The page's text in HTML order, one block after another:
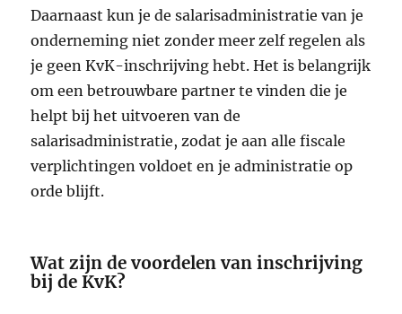
Daarnaast kun je de salarisadministratie van je
onderneming niet zonder meer zelf regelen als
je geen KvK-inschrijving hebt. Het is belangrijk
om een betrouwbare partner te vinden die je
helpt bij het uitvoeren van de
salarisadministratie, zodat je aan alle fiscale
verplichtingen voldoet en je administratie op
orde blijft.
Wat zijn de voordelen van inschrijving
bij de KvK?